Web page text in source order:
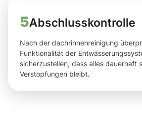
5Abschlusskontrolle
Nach der dachrinnenreinigung
Funktionalität der
sicherzustellen, dass alles dauerhaft
Verstopfungen bleibt.